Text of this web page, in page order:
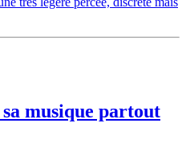
musique partout